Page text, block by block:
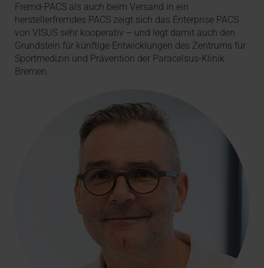
Fremd-PACS als auch beim Versand in ein
herstellerfremdes PACS zeigt sich das Enterprise PACS
von VISUS sehr kooperativ – und legt damit auch den
Grundstein für künftige Entwicklungen des Zentrums für
Sportmedizin und Prävention der Paracelsus-Klinik
Bremen.